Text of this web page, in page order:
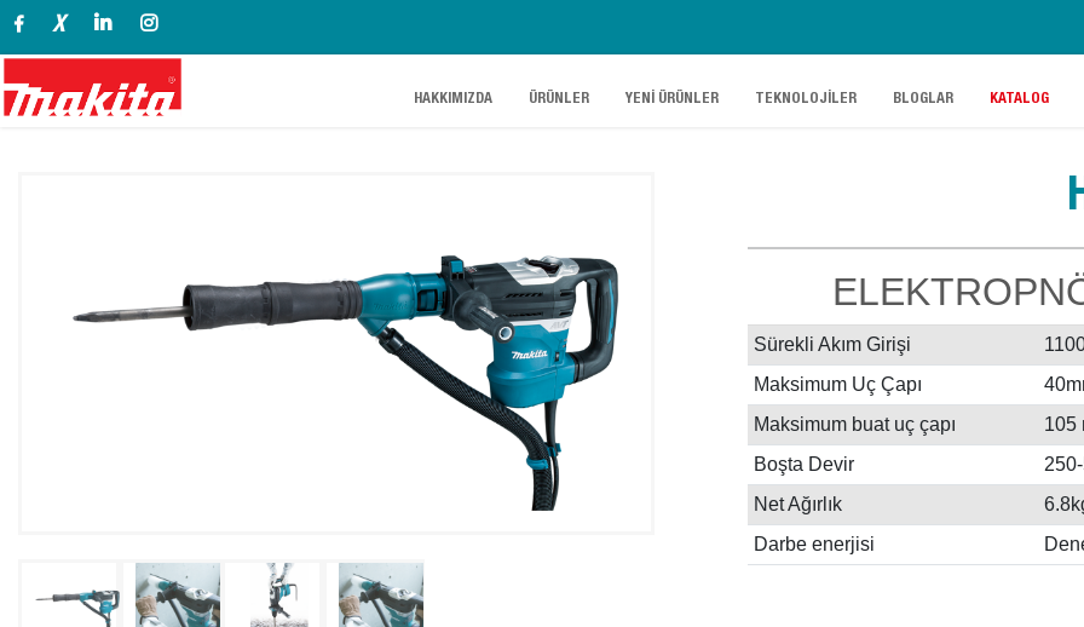
X
HAKKIMIZDA ÜRÜNLER YENİ ÜRÜNLER TEKNOLOJİLER BLOGLAR KATALOG
Sürekli Akım Girişi
Maksimum Uç Çapı
Maksimum buat uç çapı
105
Boşta Devir
Net Ağırlık
Darbe enerjisi